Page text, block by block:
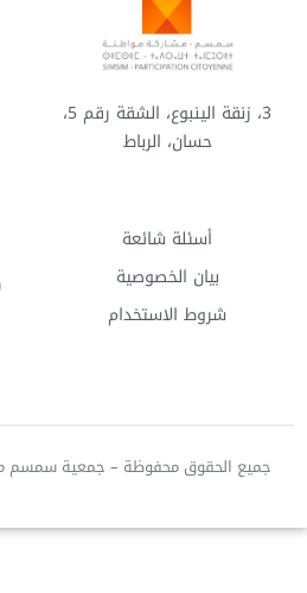
3، زنقة الينبوع، الشقة رقم 5،
حسان، الرباط
أسئلة شائعة
بيان الخصوصية
شروط الاستخدام
جميع الحقوق محفوظة – جمعية سمسم